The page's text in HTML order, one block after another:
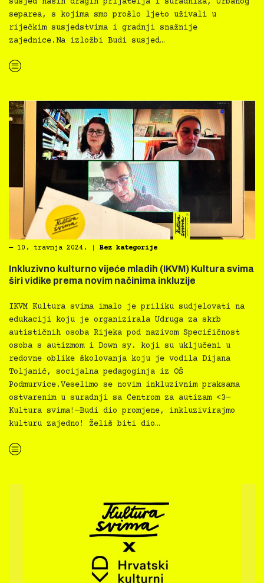
susjed naših dragih prijatelja i suradnika, Urbanog
separea, s kojima smo prošlo ljeto uživali u
riječkim susjedstvima i gradnji snažnije
zajednice.Na izložbi Budi susjed…
“Kultura svima x Urbani separe — inkluzivno vodstvo izložbom Budi susjed”
― 10. travnja 2024. Bez kategorije
Inkluzivno kulturno vijeće mladih (IKVM) Kultura svima
širi vidike prema novim načinima inkluzije
IKVM Kultura svima imalo je priliku sudjelovati na
edukaciji koju je organizirala Udruga za skrb
autističnih osoba Rijeka pod nazivom Specifičnost
osoba s autizmom i Down sy. koji su uključeni u
redovne oblike školovanja koju je vodila Dijana
Toljanić, socijalna pedagoginja iz OŠ
Podmurvice.Veselimo se novim inkluzivnim praksama
ostvarenim u suradnji sa Centrom za autizam <3—
Kultura svima!—Budi dio promjene, inkluzivirajmo
kulturu zajedno! Želiš biti dio…
“Inkluzivno kulturno vijeće mladih (IKVM) Kultura svima širi vidike prema novim načinima inkluzije”